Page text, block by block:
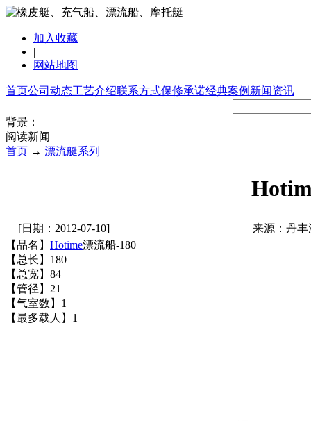
加入收藏
|
网站地图
首页公司动态工艺介绍联系方式保修承诺经典案例 新闻资讯
背景：
阅读新闻
首页 → 漂流艇系列
[日期：2012-07-10]
来源：丹
【品名】 Hotime漂流船-180
【总长】180
【总宽】84
【管径】21
【气室数】1
【最多载人】1